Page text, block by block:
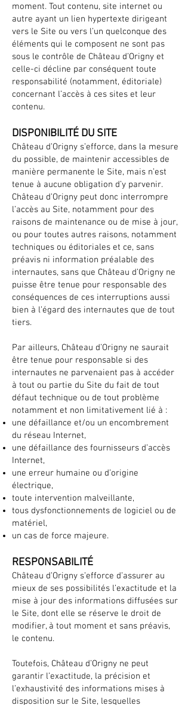
moment. Tout contenu, site internet ou
autre ayant un lien hypertexte dirigeant
vers le Site ou vers l’un quelconque des
éléments qui le composent ne sont pas
sous le contrôle de Château d’Origny et
celle-ci décline par conséquent toute
responsabilité (notamment, éditoriale)
concernant l’accès à ces sites et leur
contenu.
DISPONIBILITÉ DU SITE
Château d’Origny s’efforce, dans la mesure
du possible, de maintenir accessibles de
manière permanente le Site, mais n’est
tenue à aucune obligation d’y parvenir.
Château d’Origny peut donc interrompre
l’accès au Site, notamment pour des
raisons de maintenance ou de mise à jour,
ou pour toutes autres raisons, notamment
techniques ou éditoriales et ce, sans
préavis ni information préalable des
internautes, sans que Château d’Origny ne
puisse être tenue pour responsable des
conséquences de ces interruptions aussi
bien à l’égard des internautes que de tout
tiers.
Par ailleurs, Château d’Origny ne saurait
être tenue pour responsable si des
internautes ne parvenaient pas à accéder
à tout ou partie du Site du fait de tout
défaut technique ou de tout problème
notamment et non limitativement lié à :
une défaillance et/ou un encombrement
du réseau Internet,
une défaillance des fournisseurs d’accès
Internet,
une erreur humaine ou d’origine
électrique,
toute intervention malveillante,
tous dysfonctionnements de logiciel ou de
matériel,
un cas de force majeure.
RESPONSABILITÉ
Château d’Origny s’efforce d’assurer au
mieux de ses possibilités l’exactitude et la
mise à jour des informations diffusées sur
le Site, dont elle se réserve le droit de
modifier, à tout moment et sans préavis,
le contenu.
Toutefois, Château d’Origny ne peut
garantir l’exactitude, la précision et
l’exhaustivité des informations mises à
disposition sur le Site, lesquelles